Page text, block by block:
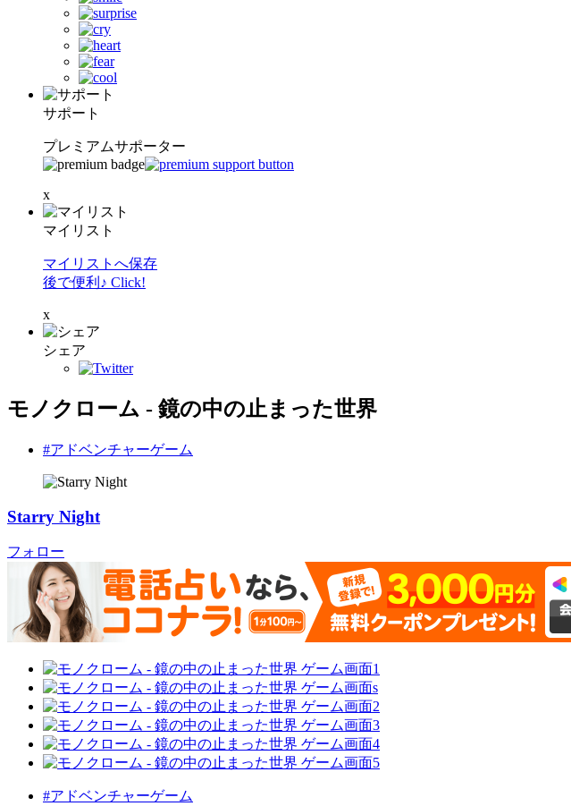
サポート
プレミアムサポーター
x
マイリスト
マイリストへ保存
後で便利♪ Click!
x
シェア
モノクローム - 鏡の中の止まった世界
#アドベンチャーゲーム
Starry Night
フォロー
#アドベンチャーゲーム